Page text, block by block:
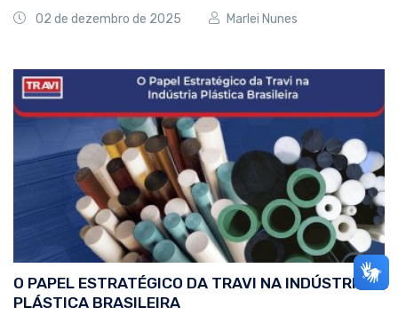
02 de dezembro de 2025 Marlei Nunes
O PAPEL ESTRATÉGICO DA TRAVI NA INDÚSTRIA
PLÁSTICA BRASILEIRA